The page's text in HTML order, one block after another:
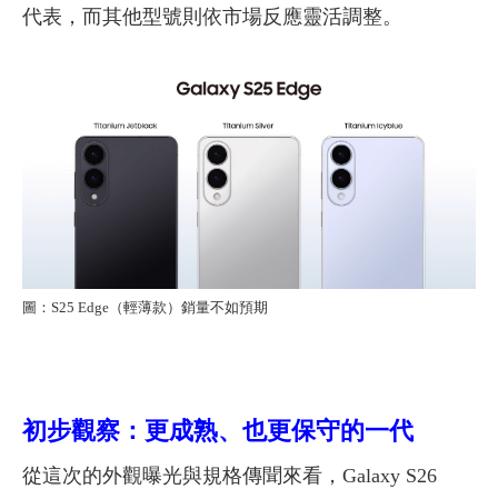
代表，而其他型號則依市場反應靈活調整。
圖：S25 Edge（輕薄款）銷量不如預期
初步觀察：更成熟、也更保守的一代
從這次的外觀曝光與規格傳聞來看，Galaxy S26